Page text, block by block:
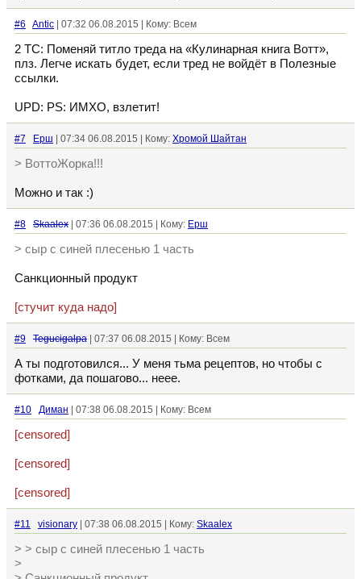
#6 Antic | 07:32 06.08.2015 | Кому: Всем
2 ТС: Поменяй титло треда на «Кулинарная книга Вотт»,
плз. Легче искать будет, если тред не войдёт в Полезные
ссылки.
UPD: PS: ИМХО, взлетит!
#7 Ерш | 07:34 06.08.2015 | Кому: Хромой Шайтан
> ВоттоЖорка!!!
Можно и так :)
#8 Skaalex | 07:36 06.08.2015 | Кому: Ерш
> сыр с синей плесенью 1 часть
Санкционный продукт
[стучит куда надо]
#9 Tegucigalpa | 07:37 06.08.2015 | Кому: Всем
А ты подготовился... У меня тьма рецептов, но чтобы с
фотками, да пошагово... неее.
#10 Диман | 07:38 06.08.2015 | Кому: Всем
[censored]
[censored]
[censored]
#11 visionary | 07:38 06.08.2015 | Кому: Skaalex
> > сыр с синей плесенью 1 часть
>